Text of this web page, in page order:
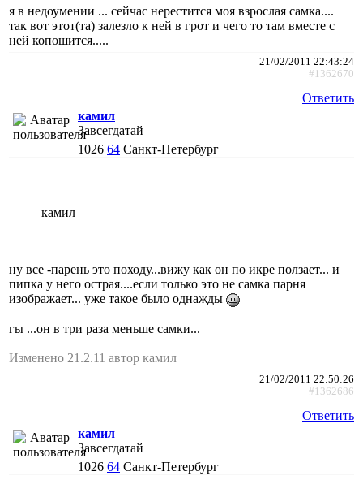
я в недоумении ... сейчас нерестится моя взрослая самка....
так вот этот(та) залезло к ней в грот и чего то там вместе с
ней копошится.....
21/02/2011 22:43:24
#1362670
Ответить
камил
Завсегдатай
1026 64 Санкт-Петербург
камил
ну все -парень это походу...вижу как он по икре ползает... и
пипка у него острая....если только это не самка парня
изображает... уже такое было однажды
гы ...он в три раза меньше самки...
Изменено 21.2.11 автор камил
21/02/2011 22:50:26
#1362686
Ответить
камил
Завсегдатай
1026 64 Санкт-Петербург